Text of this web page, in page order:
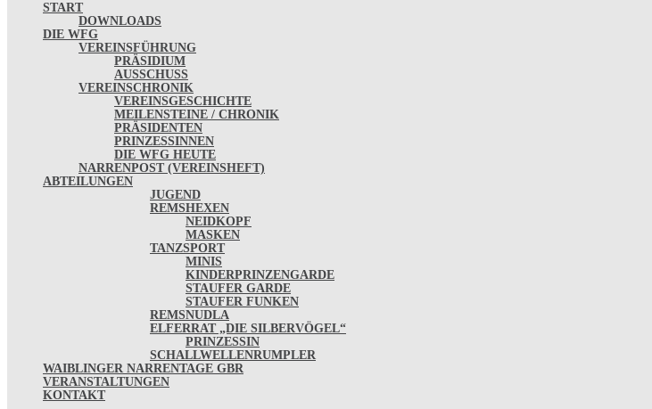
START
DOWNLOADS
DIE WFG
VEREINSFÜHRUNG
PRÄSIDIUM
AUSSCHUSS
VEREINSCHRONIK
VEREINSGESCHICHTE
MEILENSTEINE / CHRONIK
PRÄSIDENTEN
PRINZESSINNEN
DIE WFG HEUTE
NARRENPOST (VEREINSHEFT)
ABTEILUNGEN
JUGEND
REMSHEXEN
NEIDKOPF
MASKEN
TANZSPORT
MINIS
KINDERPRINZENGARDE
STAUFER GARDE
STAUFER FUNKEN
REMSNUDLA
ELFERRAT „DIE SILBERVÖGEL“
PRINZESSIN
SCHALLWELLENRUMPLER
WAIBLINGER NARRENTAGE GBR
VERANSTALTUNGEN
KONTAKT